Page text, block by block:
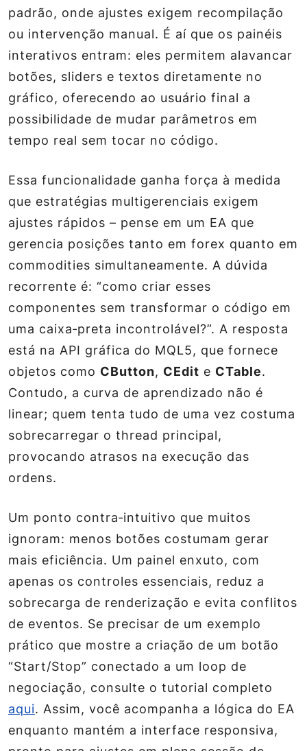
padrão, onde ajustes exigem recompilação
ou intervenção manual. É aí que os painéis
interativos entram: eles permitem alavancar
botões, sliders e textos diretamente no
gráfico, oferecendo ao usuário final a
possibilidade de mudar parâmetros em
tempo real sem tocar no código.
Essa funcionalidade ganha força à medida
que estratégias multigerenciais exigem
ajustes rápidos – pense em um EA que
gerencia posições tanto em forex quanto em
commodities simultaneamente. A dúvida
recorrente é: “como criar esses
componentes sem transformar o código em
uma caixa‑preta incontrolável?”. A resposta
está na API gráfica do MQL5, que fornece
objetos como CButton, CEdit e CTable.
Contudo, a curva de aprendizado não é
linear; quem tenta tudo de uma vez costuma
sobrecarregar o thread principal,
provocando atrasos na execução das
ordens.
Um ponto contra‑intuitivo que muitos
ignoram: menos botões costumam gerar
mais eficiência. Um painel enxuto, com
apenas os controles essenciais, reduz a
sobrecarga de renderização e evita conflitos
de eventos. Se precisar de um exemplo
prático que mostre a criação de um botão
“Start/Stop” conectado a um loop de
negociação, consulte o tutorial completo
aqui. Assim, você acompanha a lógica do EA
enquanto mantém a interface responsiva,